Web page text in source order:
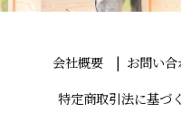
会社概要 お問い
特定商取引法に基づ